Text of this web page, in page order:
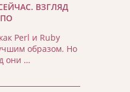
ВЗГЛЯД
Perl и Ruby
образом. Но
они …